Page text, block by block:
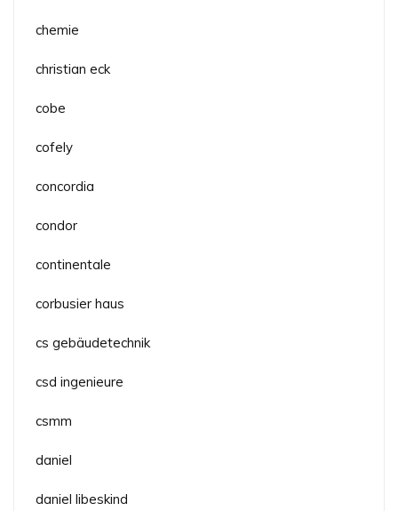
chemie
christian eck
cobe
cofely
concordia
condor
continentale
corbusier haus
cs gebäudetechnik
csd ingenieure
csmm
daniel
daniel libeskind